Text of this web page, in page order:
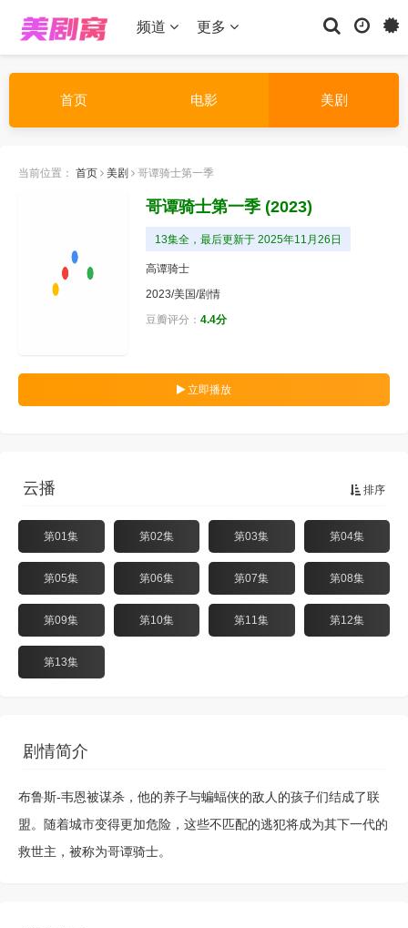
频道 更多
首页 电影 美剧
当前位置： 首页 美剧 哥谭骑士第一季
哥谭骑士第一季 (2023)
13集全，最后更新于 2025年11月26日
高谭骑士
2023/美国/剧情
豆瓣评分： 4.4分
立即播放
排序
云播
第01集 第02集 第03集 第04集
第05集 第06集 第07集 第08集
第09集 第10集 第11集 第12集
第13集
剧情简介
布鲁斯-韦恩被谋杀，他的养子与蝙蝠侠的敌人的孩子们结成了联
盟。随着城市变得更加危险，这些不匹配的逃犯将成为其下一代的
救世主，被称为哥谭骑士。